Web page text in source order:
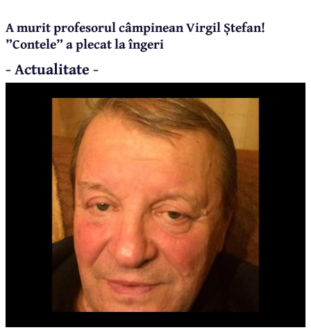
A murit profesorul câmpinean Virgil Ștefan!
”Contele” a plecat la îngeri
- Actualitate -